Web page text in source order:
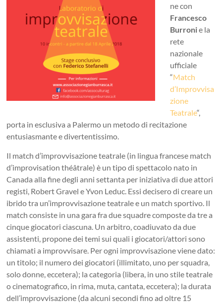
ne con
Francesco
Burronie la
rete
nazionale
ufficiale
“Match
d’Improvvisa
zione
Teatrale“,
porta in esclusiva a Palermo un metodo di recitazione
entusiasmante e divertentissimo.
Il match d’improvvisazione teatrale (in lingua francese match
d’improvisation théâtrale) è un tipo di spettacolo nato in
Canada alla fine degli anni settanta per iniziativa di due attori
registi, Robert Gravel e Yvon Leduc. Essi decisero di creare un
ibrido tra un’improvvisazione teatrale e un match sportivo. Il
match consiste in una gara fra due squadre composte da tre a
cinque giocatori ciascuna. Un arbitro, coadiuvato da due
assistenti, propone dei temi sui quali i giocatori/attori sono
chiamati a improvvisare. Per ogni improvvisazione viene dato:
un titolo; il numero dei giocatori (illimitato, uno per squadra,
solo donne, eccetera); la categoria (libera, in uno stile teatrale
o cinematografico, in rima, muta, cantata, eccetera); la durata
dell’improvvisazione (da alcuni secondi fino ad oltre 15